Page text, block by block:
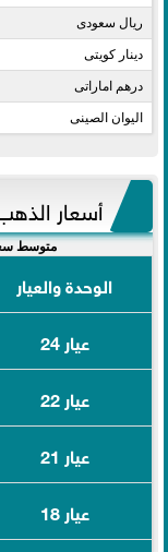
ريال سعودى​
دينار كويتى​
درهم اماراتى​
اليوان الصينى​
أسعار
متوسط
الوحدة والعيار
عيار 24
عيار 22
عيار 21
عيار 18